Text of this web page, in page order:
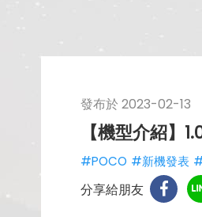
發布於 2023-02-13
【機型介紹】
#POCO #新機發表
分享給朋友